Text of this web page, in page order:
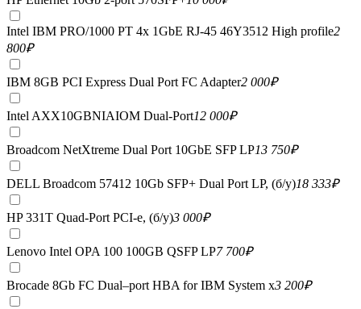
Intel IBM PRO/1000 PT 4x 1GbE RJ-45 46Y3512 High profile2
800₽
IBM 8GB PCI Express Dual Port FC Adapter2 000₽
Intel AXX10GBNIAIOM Dual-Port12 000₽
Broadcom NetXtreme Dual Port 10GbE SFP LP13 750₽
DELL Broadcom 57412 10Gb SFP+ Dual Port LP, (б/у)18 333₽
HP 331T Quad-Port PCI-e, (б/у)3 000₽
Lenovo Intel OPA 100 100GB QSFP LP7 700₽
Brocade 8Gb FC Dual–port HBA for IBM System x3 200₽